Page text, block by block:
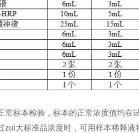
常标本检验，标本的正常浓度值均在
zui大标准品浓度时，可用样本稀释液